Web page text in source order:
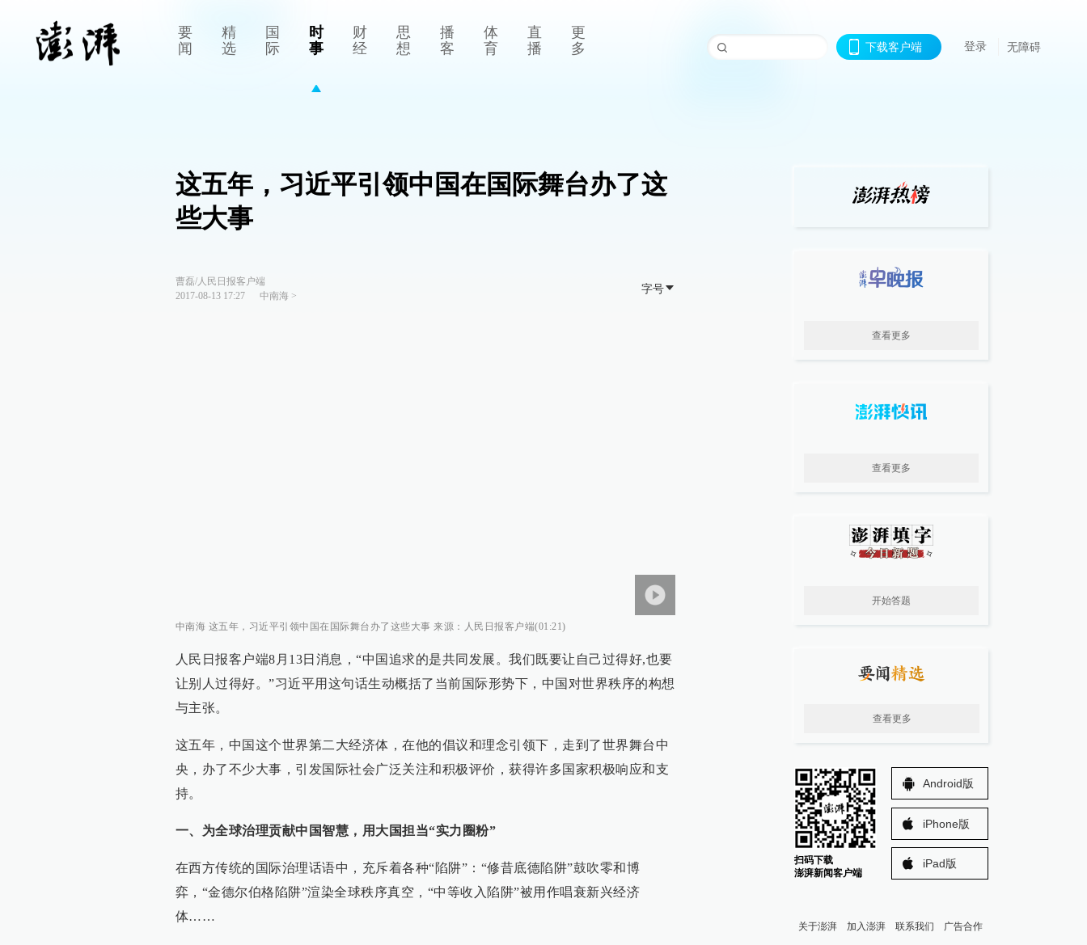
要
闻
精
选
国
际
时
事
财
经
思
想
播
客
体
育
直
播
更
多
下载客户端 登录 无障碍
这五年，习近平引领中国在国际舞台办了这
些大事
曹磊/人民日报客户端
2017-08-13 17:27
中南海>
字号
中南海 这五年，习近平引领中国在国际舞台办了这些大事 来源：人民日报客户端(01:21)
人民日报客户端8月13日消息，“中国追求的是共同发展。我们既要让自己过得好,也要
让别人过得好。”习近平用这句话生动概括了当前国际形势下，中国对世界秩序的构想
与主张。
这五年，中国这个世界第二大经济体，在他的倡议和理念引领下，走到了世界舞台中
央，办了不少大事，引发国际社会广泛关注和积极评价，获得许多国家积极响应和支
持。
一、为全球治理贡献中国智慧，用大国担当“实力圈粉”
在西方传统的国际治理话语中，充斥着各种“陷阱”：“修昔底德陷阱”鼓吹零和博
弈，“金德尔伯格陷阱”渲染全球秩序真空，“中等收入陷阱”被用作唱衰新兴经济
体……
查看更多
查看更多
开始答题
查看更多
扫码下载
澎湃新闻客户端
Android版
iPhone版
iPad版
关于澎湃 加入澎湃 联系我们 广告合作